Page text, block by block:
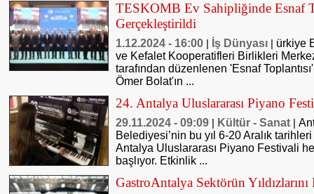
TESKOMB Ev Sahipliğinde Esnaf
Gerçekleştirildi
1.12.2024 - 16:00 İş Dünyası
ürkiye
ve Kefalet Kooperatifleri Birlikleri
tarafından düzenlenen 'Esnaf
Ömer Bolat'ın ...
24. Antalya Uluslararası Piyano
29.11.2024 - 09:09 Kültür - Sanat
Belediyesi’nin bu yıl 6-20 Aralık
Antalya Uluslararası Piyano Festivali
başlıyor. Etkinlik ...
GastroAntalya Sektörün